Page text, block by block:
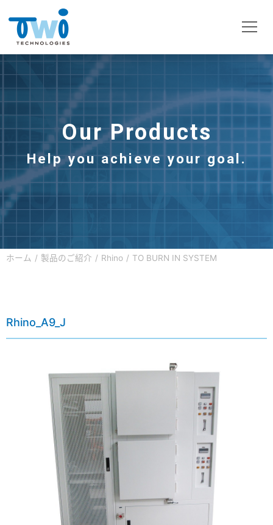
Our Products
Help you achieve your goal.
ホーム 製品のご紹介 Rhino TO BURN IN SYSTEM
Rhino_A9_J